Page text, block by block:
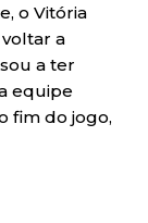
o Vitória
a
a ter
equipe
fim do jogo,